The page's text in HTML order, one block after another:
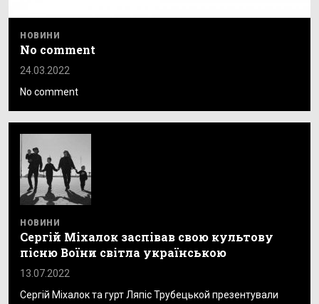
НОВИНИ
No comment
24.03.2022
No comment
НОВИНИ
Сергій Міхалок заспівав свою культову
пісню Воїни світла українською
13.07.2022
Сергій Міхалок та гурт Ляпіс Трубецькой презентували